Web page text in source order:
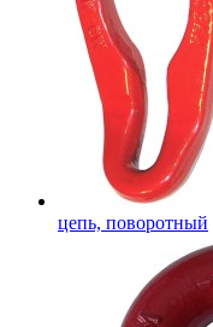
цепь, поворотный